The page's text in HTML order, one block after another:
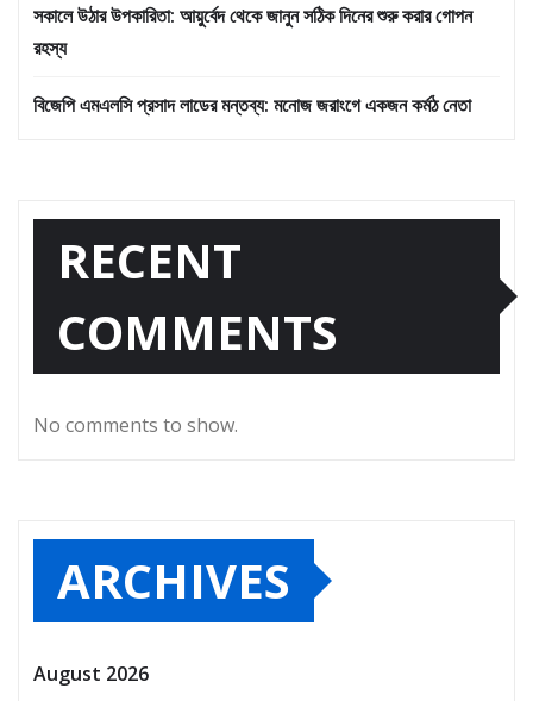
সকালে উঠার উপকারিতা: আয়ুর্বেদ থেকে জানুন সঠিক দিনের শুরু করার গোপন
রহস্য
বিজেপি এমএলসি প্রসাদ লাডের মন্তব্য: মনোজ জরাংগে একজন কর্মঠ নেতা
RECENT
COMMENTS
No comments to show.
ARCHIVES
August 2026